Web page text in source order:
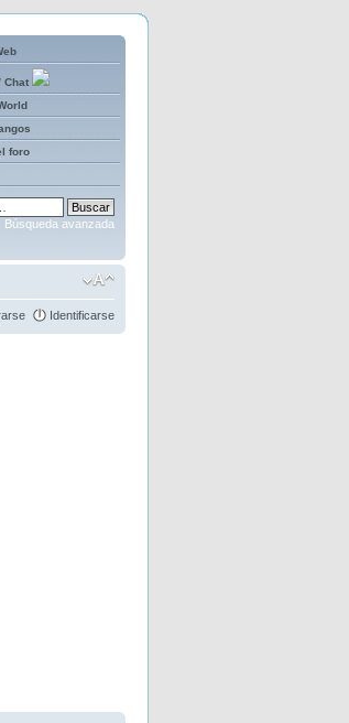
Chat
foro
Búsqueda avanzada
Identificarse